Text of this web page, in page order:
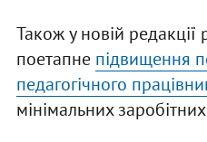
Також у новій редакції
поетапне підвищення
педагогічного
мінімальних